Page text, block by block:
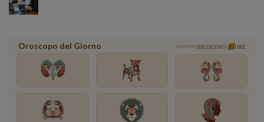
Oroscopo del Giorno powered by OROSCOPO ORE